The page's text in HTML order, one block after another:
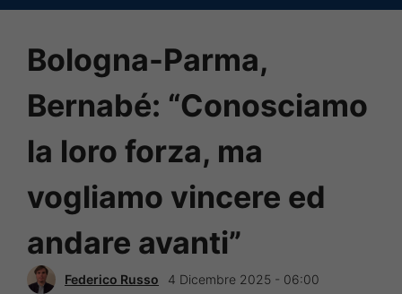
Bologna-Parma,
Bernabé: “Conosciamo
la loro forza, ma
vogliamo vincere ed
andare avanti”
Federico Russo 4 Dicembre 2025 - 06:00